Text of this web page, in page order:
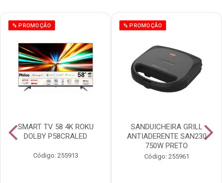
% PROMOÇÃO
SMART TV 58 4K ROKU
DOLBY P58CRALED
Código: 255913
% PROMOÇÃO
SANDUICHEIRA GRILL
ANTIADERENTE SAN230
750W PRETO
Código: 255961